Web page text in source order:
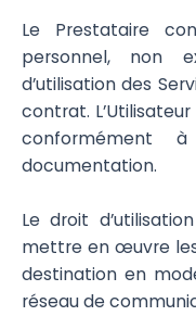
Le Prestataire
personnel, non
d’utilisation des
contrat.
documentation.
Le droit
mettre en œuvre
destination en
réseau de